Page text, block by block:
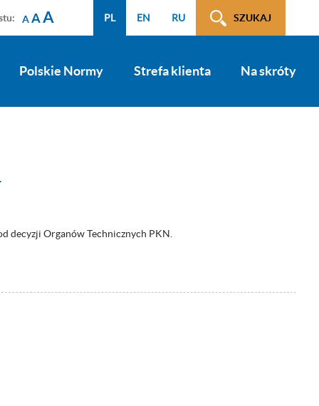
SZUKAJ
PL EN RU
AAA
Polskie Normy Strefa klienta Na skróty
decyzji Organów Technicznych PKN.